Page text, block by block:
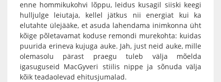
enne hommikukohvi lõppu, leidus kusagil siiski keegi
hulljulge leiutaja, kellel jätkus nii energiat kui ka
elutahte ülejääke, et asuda lahendama inimkonna üht
kõige põletavamat koduse remondi murekohta: kuidas
puurida erineva kujuga auke. Jah, just neid auke, mille
olemasolu pärast praegu tuleb välja mõelda
igasuguseid MacGyveri stiilis nippe ja sõnuda välja
kõik teadaolevad ehitusjumalad.